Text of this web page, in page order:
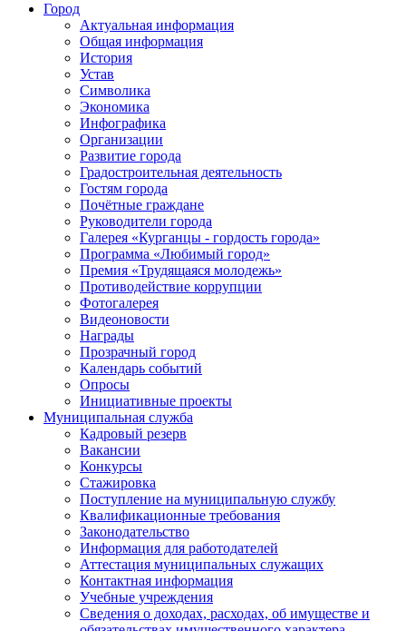
Город
Актуальная информация
Общая информация
История
Устав
Символика
Экономика
Инфографика
Организации
Развитие города
Градостроительная деятельность
Гостям города
Почётные граждане
Руководители города
Галерея «Курганцы - гордость города»
Программа «Любимый город»
Премия «Трудящаяся молодежь»
Противодействие коррупции
Фотогалерея
Видеоновости
Награды
Прозрачный город
Календарь событий
Опросы
Инициативные проекты
Муниципальная служба
Кадровый резерв
Вакансии
Конкурсы
Стажировка
Поступление на муниципальную службу
Квалификационные требования
Законодательство
Информация для работодателей
Аттестация муниципальных служащих
Контактная информация
Учебные учреждения
Сведения о доходах, расходах, об имуществе и